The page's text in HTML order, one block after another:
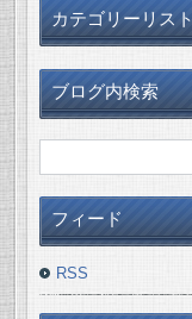
カテゴリーリスト
ブログ内検索
フィード
RSS